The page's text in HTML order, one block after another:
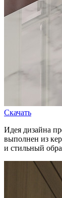
Скачать
Идея дизайна
выполнен из
и стильный